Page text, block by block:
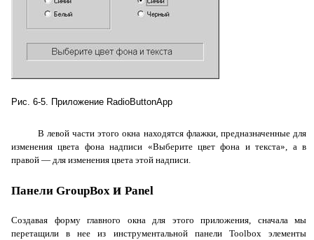
Рис. 6-5. Приложение RadioButtonApp
В левой части этого окна находятся флажки, предназначенные для
изменения цвета фона надписи «Выберите цвет фона и текста», а в
правой — для изменения цвета этой надписи.
Панели GroupBox и Panel
Создавая форму главного окна для этого приложения, сначала мы
перетащили в нее из инструментальной панели Toolboxэлементы